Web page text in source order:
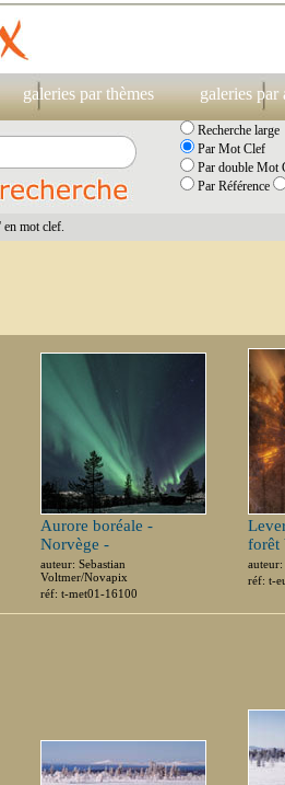
galeries par thèmes galeries par
Recherche large
Par Mot Clef
Par double Mot
Par Référence
mot clef.
Aurore boréale -
Norvège -
auteur: Sebastian
Voltmer/Novapix
réf: t-met01-16100
forêt
réf: t-